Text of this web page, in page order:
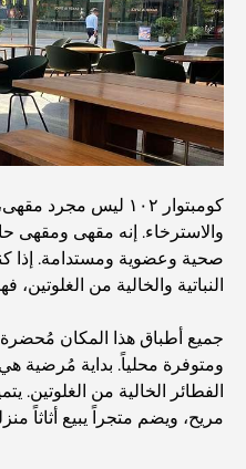
المستشفيات الحكومية في
أغلى سيارة لامبورغيني على
أغلى مدارس جيمس في
أفضل المدارس القريبة من داماك هيلز
أفضل المطاعم الهندية
كومبتوار ١٠٢ ليس
والاسترخاء. إنه مقهى ومقهى
صحية وعضوية ومستدامة. إذا
النباتية والخالية من
جميع أطباق هذا المكان
ومتوفرة محلياً. بداية مُرضية
الفطائر الخالية من الغلوتين.
مريح، ويضم متجراً يبيع أثاثاً